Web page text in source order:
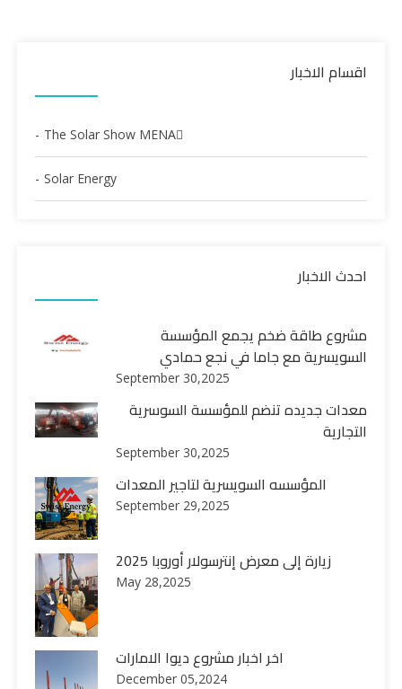
اقسام الاخبار
The Solar Show MENAٍ
Solar Energy
احدث الاخبار
مشروع طاقة ضخم يجمع المؤسسة
السويسرية مع جاما في نجع حمادي
September 30,2025
معدات جديده تنضم للمؤسسة السوسرية
التجارية
September 30,2025
المؤسسه السويسرية لتاجير المعدات
September 29,2025
زيارة إلى معرض إنترسولار أوروبا 2025
May 28,2025
اخر اخبار مشروع ديوا الامارات
December 05,2024